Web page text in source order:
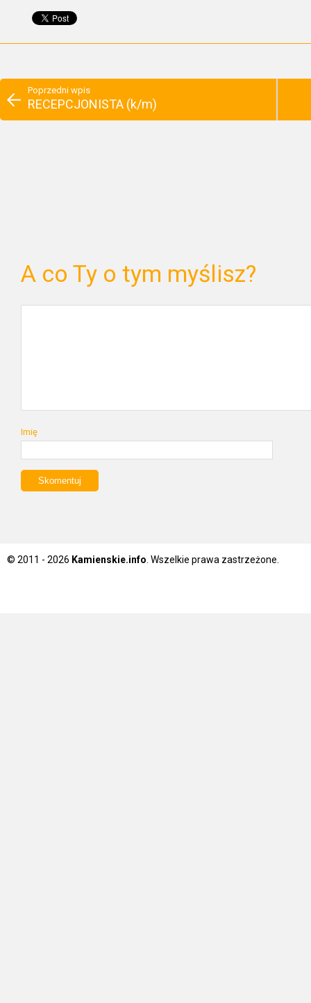
Poprzedni wpis
RECEPCJONISTA (k/m)
A co Ty o tym myślisz?
Imię
© 2011 - 2026 Kamienskie.info . Wszelkie prawa zastrzeżone.